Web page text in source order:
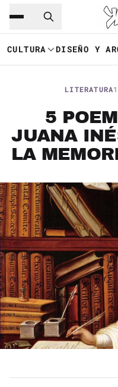
Saltar al contenido
CULTURA DISEÑO Y
LITERATURA
5
JUANA
LA